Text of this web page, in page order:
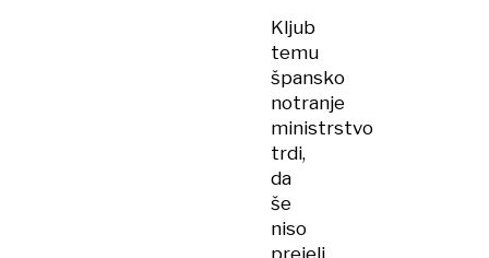
Kljub
temu
špansko
notranje
ministrstvo
trdi,
da
še
niso
prejeli